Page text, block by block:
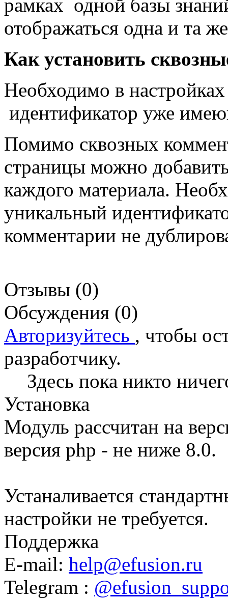
рамках одной базы
отображаться одна и та
Как установить
Необходимо в настройках
идентификатор уже
Помимо сквозных
страницы можно
каждого материала.
уникальный
комментарии не
Отзывы (0)
Обсуждения (0)
Авторизуйтесь , чтобы
разработчику.
Здесь пока никто
Установка
Модуль рассчитан на
версия php - не ниже 8.0.
Устаналивается
настройки не требуется.
Поддержка
E-mail: help@efusion.ru
Telegram :